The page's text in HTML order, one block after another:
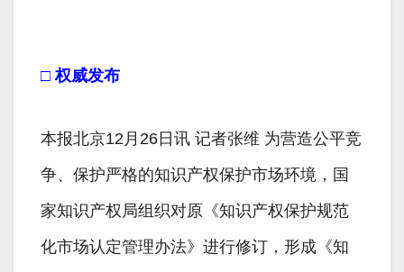
□ 权威发布
本报北京12月26日讯 记者张维 为营造公平竞
争、保护严格的知识产权保护市场环境，国
家知识产权局组织对原《知识产权保护规范
化市场认定管理办法》进行修订，形成《知